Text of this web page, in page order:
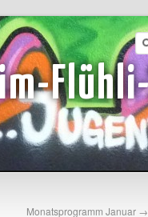
Monatsprogramm Januar →